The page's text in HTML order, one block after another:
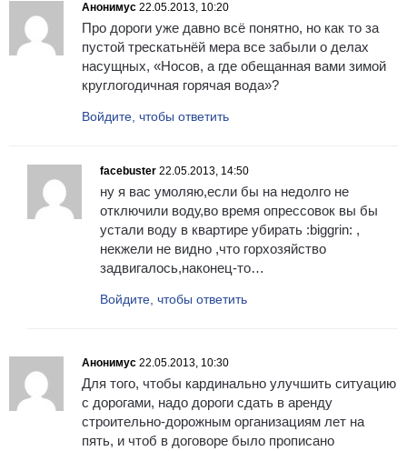
Анонимус 22.05.2013, 10:20
Про дороги уже давно всё понятно, но как то за
пустой трескатьнёй мера все забыли о делах
насущных, «Носов, а где обещанная вами зимой
круглогодичная горячая вода»?
Войдите, чтобы ответить
facebuster 22.05.2013, 14:50
ну я вас умоляю,если бы на недолго не
отключили воду,во время опрессовок вы бы
устали воду в квартире убирать :biggrin: ,
некжели не видно ,что горхозяйство
задвигалось,наконец-то…
Войдите, чтобы ответить
Анонимус 22.05.2013, 10:30
Для того, чтобы кардинально улучшить ситуацию
с дорогами, надо дороги сдать в аренду
строительно-дорожным организациям лет на
пять, и чтоб в договоре было прописано